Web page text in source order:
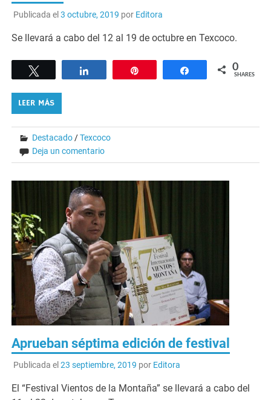
Publicada el 3 octubre, 2019 por Editora
Se llevará a cabo del 12 al 19 de octubre en Texcoco.
Share 0
SHARES
LEER MÁS
Destacado /Texcoco
Deja un comentario
Aprueban séptima edición de festival
Publicada el 23 septiembre, 2019 por Editora
El “Festival Vientos de la Montaña” se llevará a cabo del